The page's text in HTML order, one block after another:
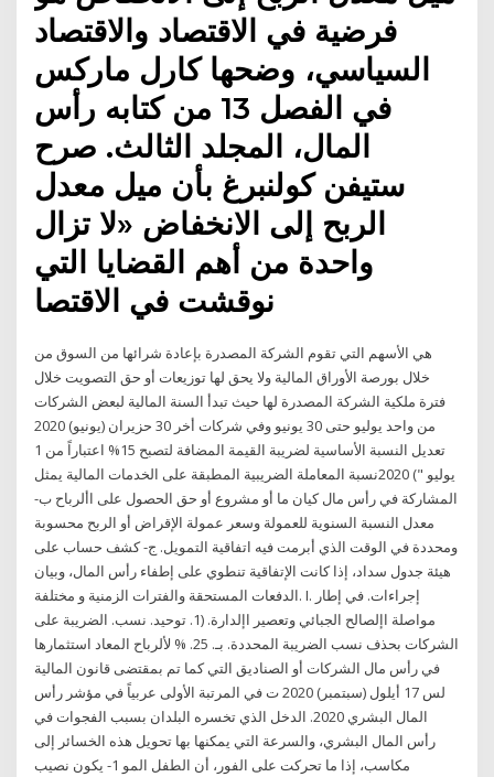
فرضية في الاقتصاد والاقتصاد
السياسي، وضحها كارل ماركس
في الفصل 13 من كتابه رأس
المال، المجلد الثالث. صرح
ستيفن كولنبرغ بأن ميل معدل
الربح إلى الانخفاض «لا تزال
واحدة من أهم القضايا التي
نوقشت في الاقتصا
هي الأسهم التي تقوم الشركة المصدرة بإعادة شرائها من السوق من
خلال بورصة الأوراق المالية ولا يحق لها توزيعات أو حق التصويت خلال
فترة ملكية الشركة المصدرة لها حيث تبدأ السنة المالية لبعض الشركات
من واحد يوليو حتى 30 يونيو وفي شركات أخر 30 حزيران (يونيو) 2020
ﺗﻌﺪﻳﻞ اﻟﻨﺴﺒﺔ اﻷﺳﺎﺳﻴﺔ ﻟﻀﺮﻳﺒﺔ اﻟﻘﻴﻤﺔ اﻟﻤﻀﺎﻓﺔ ﻟﺘﺼﺒﺢ 15% اﻋﺘﺒﺎراً ﻣﻦ 1
ﻳﻮﻟﻴﻮ ") 2020ﻧﺴﺒﺔ المعاملة الضريبية المطبقة على الخدمات المالية يمثل
المشاركة في رأس مال كيان ما أو مشروع أو حق الحصول على األرباح ب-
معدل النسبة السنوية للعمولة وسعر عمولة الإقراض أو الربح محسوبة
ومحددة في الوقت الذي أبرمت فيه اتفاقية التمويل. ج- كشف حساب على
هيئة جدول سداد، إذا كانت الإتفاقية تنطوي على إطفاء رأس المال، وبيان
الدفعات المستحقة والفترات الزمنية و مختلفة. I. إجراءات. في إطار
مواصلة اإلصالح الجبائي وتعصير اإلدارة. (1. توحيد. نسب. الضريبة على
الشركات بحذف نسب الضريبة المحددة. بـ. 25. % لألرباح المعاد استثمارها
في رأس مال الشركات أو الصناديق التي كما تم بمقتضى قانون المالية
لس 17 أيلول (سبتمبر) 2020 ت في المرتبة الأولى عربياً في مؤشر رأس
المال البشري 2020. الدخل الذي تخسره البلدان بسبب الفجوات في
رأس المال البشري، والسرعة التي يمكنها بها تحويل هذه الخسائر إلى
مكاسب، إذا ما تحركت على الفور، أن الطفل المو 1- يكون نصيب